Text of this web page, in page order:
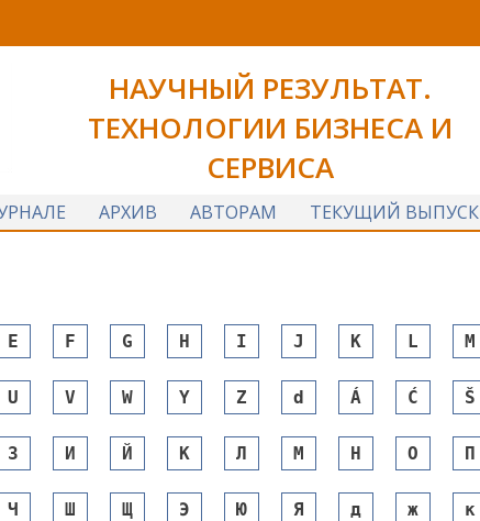
НАУЧНЫЙ РЕЗУЛЬТАТ.
ТЕХНОЛОГИИ БИЗНЕСА И
СЕРВИСА
АРХИВ АВТОРАМ ТЕКУЩИЙ ВЫПУСК
E F G H I J K L M
U V W Y Z d Á Ć Š
З И Й К Л М Н О П
Ч Ш Щ Э Ю Я д ж к